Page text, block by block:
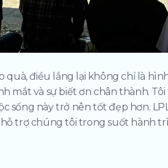
quà, điều lắng lại không chỉ là
mắt và sự biết ơn chân thành.
sống này trở nên tốt đẹp hơn.
trợ chúng tôi trong suốt hành